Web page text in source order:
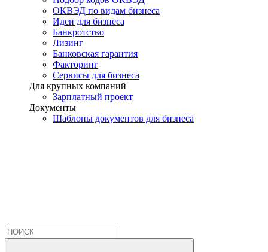
ОКВЭД по видам бизнеса
Идеи для бизнеса
Банкротство
Лизинг
Банковская гарантия
Факторинг
Сервисы для бизнеса
Для крупных компаний
Зарплатный проект
Документы
Шаблоны документов для бизнеса